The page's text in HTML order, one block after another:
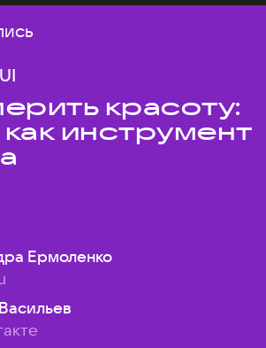
красоту:
инструмент
Ермоленко